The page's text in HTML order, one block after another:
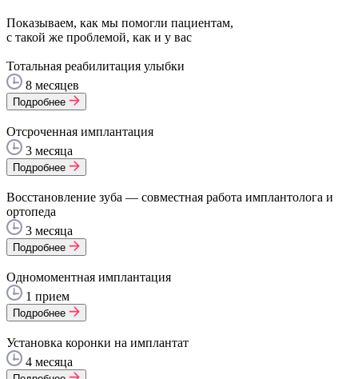
Показываем, как мы помогли пациентам,
с такой же проблемой, как и у вас
Тотальная реабилитация улыбки
8 месяцев
Подробнее
Отсроченная имплантация
3 месяца
Подробнее
Восстановление зуба — совместная работа имплантолога и
ортопеда
3 месяца
Подробнее
Одномоментная имплантация
1 прием
Подробнее
Установка коронки на имплантат
4 месяца